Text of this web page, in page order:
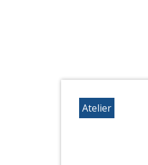
Atelier